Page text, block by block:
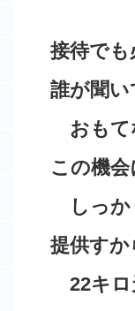
接待でも
誰が聞い
おもて
この機会
しっかり
提供すか
22キロ